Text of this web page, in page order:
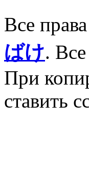
Все
ばけ.
При
ставить